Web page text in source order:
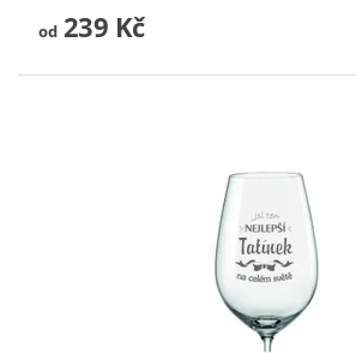
od239 Kč